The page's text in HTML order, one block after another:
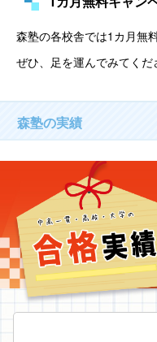
森塾の各校舎では1カ月無
ぜひ、足を運んでみてくだ
森塾の実績